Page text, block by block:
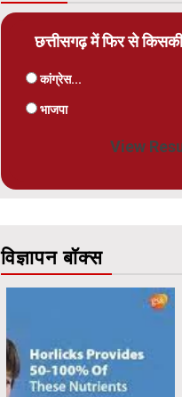
छत्तीसगढ़ में फिर से
कांग्रेस...
भाजपा
View
विज्ञापन बॉक्स